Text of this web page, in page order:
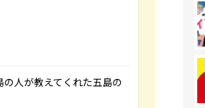
人が教えてくれた五島の